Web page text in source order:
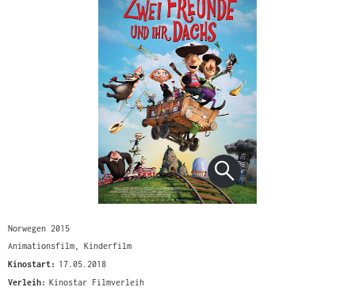
Norwegen 2015
Animationsfilm, Kinderfilm
Kinostart: 17.05.2018
Verleih: Kinostar Filmverleih